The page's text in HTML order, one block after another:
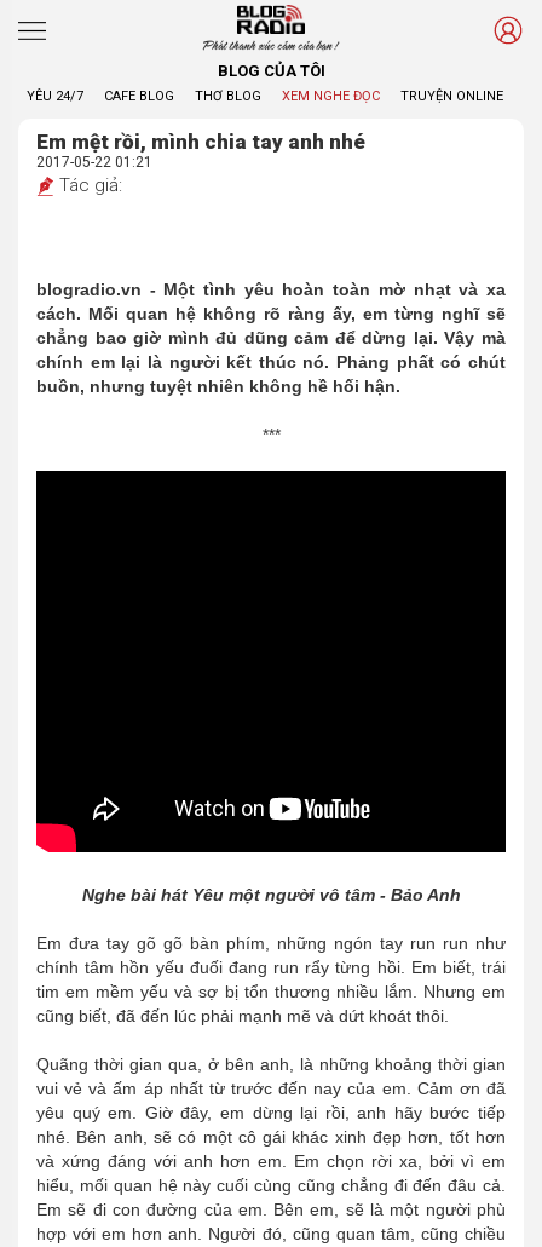
Phát thanh xúc cảm của bạn !
BLOG CỦA TÔI
YÊU 24/7 CAFE BLOG THƠ BLOG XEM NGHE ĐỌC TRUYỆN ONLINE
Em mệt rồi, mình chia tay anh nhé
2017-05-22 01:21
Tác giả:
blogradio.vn - Một tình yêu hoàn toàn mờ nhạt và xa
cách. Mối quan hệ không rõ ràng ấy, em từng nghĩ sẽ
chẳng bao giờ mình đủ dũng cảm để dừng lại. Vậy mà
chính em lại là người kết thúc nó. Phảng phất có chút
buồn, nhưng tuyệt nhiên không hề hối hận.
***
Nghe bài hát Yêu một người vô tâm - Bảo Anh
Em đưa tay gõ gõ bàn phím, những ngón tay run run như
chính tâm hồn yếu đuối đang run rẩy từng hồi. Em biết, trái
tim em mềm yếu và sợ bị tổn thương nhiều lắm. Nhưng em
cũng biết, đã đến lúc phải mạnh mẽ và dứt khoát thôi.
Quãng thời gian qua, ở bên anh, là những khoảng thời gian
vui vẻ và ấm áp nhất từ trước đến nay của em. Cảm ơn đã
yêu quý em. Giờ đây, em dừng lại rồi, anh hãy bước tiếp
nhé. Bên anh, sẽ có một cô gái khác xinh đẹp hơn, tốt hơn
và xứng đáng với anh hơn em. Em chọn rời xa, bởi vì em
hiểu, mối quan hệ này cuối cùng cũng chẳng đi đến đâu cả.
Em sẽ đi con đường của em. Bên em, sẽ là một người phù
hợp với em hơn anh. Người đó, cũng quan tâm, cũng chiều